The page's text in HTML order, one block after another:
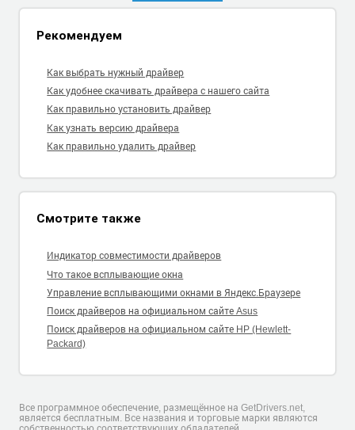
Рекомендуем
Как выбрать нужный драйвер
Как удобнее скачивать драйвера с нашего сайта
Как правильно установить драйвер
Как узнать версию драйвера
Как правильно удалить драйвер
Смотрите также
Индикатор совместимости драйверов
Что такое всплывающие окна
Управление всплывающими окнами в Яндекс.Браузере
Поиск драйверов на официальном сайте Asus
Поиск драйверов на официальном сайте HP (Hewlett-
Packard)
Все программное обеспечение, размещённое на GetDrivers.net,
является бесплатным. Все названия и торговые марки являются